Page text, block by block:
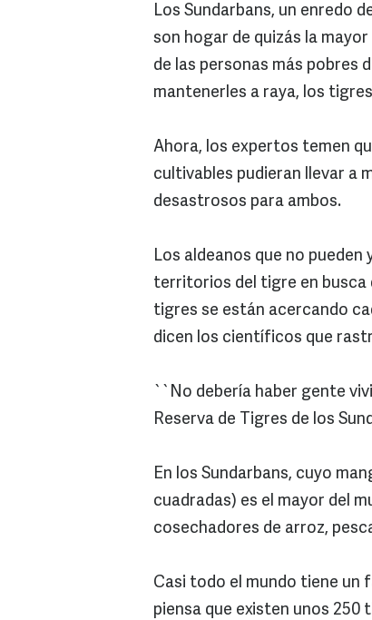
Los Sundarbans, un enredo
son hogar de quizás la
de las personas más pobres
mantenerles a raya, los
Ahora, los expertos temen
cultivables pudieran llevar a
desastrosos para ambos.
Los aldeanos que no
territorios del tigre en busca
tigres se están acercando
dicen los científicos que
``No debería haber gente
Reserva de Tigres de los
En los Sundarbans, cuyo
cuadradas) es el mayor del
cosechadores de arroz,
Casi todo el mundo tiene un
piensa que existen unos 250